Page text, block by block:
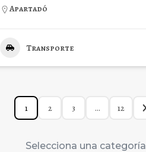
Apartadó
Transporte
1 2 3 … 12
Selecciona una categoría